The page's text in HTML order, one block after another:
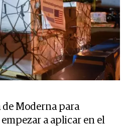
Moderna para
a aplicar en el